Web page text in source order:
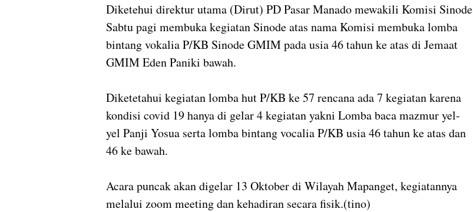
Diketehui direktur utama (Dirut) PD Pasar Manado mewakili Komisi Sinode
Sabtu pagi membuka kegiatan Sinode atas nama Komisi membuka lomba
bintang vokalia P/KB Sinode GMIM pada usia 46 tahun ke atas di Jemaat
GMIM Eden Paniki bawah.
Diketetahui kegiatan lomba hut P/KB ke 57 rencana ada 7 kegiatan karena
kondisi covid 19 hanya di gelar 4 kegiatan yakni Lomba baca mazmur yel-
yel Panji Yosua serta lomba bintang vocalia P/KB usia 46 tahun ke atas dan
46 ke bawah.
Acara puncak akan digelar 13 Oktober di Wilayah Mapanget, kegiatannya
melalui zoom meeting dan kehadiran secara fisik.(tino)